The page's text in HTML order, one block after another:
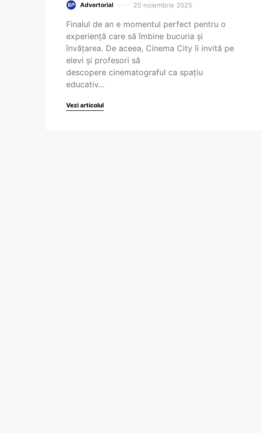
Advertorial 20 noiembrie 2025
Finalul de an e momentul perfect pentru o
experiență care să îmbine bucuria și
învățarea. De aceea, Cinema City îi invită pe
elevi și profesori să
descopere cinematograful ca spațiu
educativ…
Vezi articolul